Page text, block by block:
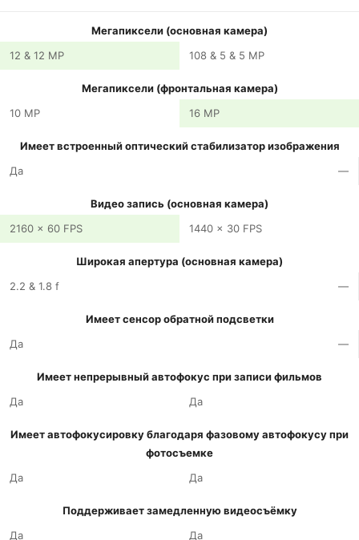
Мегапиксели (основная камера)
12 & 12 MP
108 & 5 & 5 MP
Мегапиксели (фронтальная камера)
10 MP
16 MP
Имеет встроенный оптический стабилизатор изображения
Да
—
Видео запись (основная камера)
2160 x 60 FPS
1440 x 30 FPS
Широкая апертура (основная камера)
2.2 & 1.8 f
—
Имеет сенсор обратной подсветки
Да
—
Имеет непрерывный автофокус при записи фильмов
Да
Да
Имеет автофокусировку благодаря фазовому автофокусу при
фотосъемке
Да
Да
Поддерживает замедленную видеосъёмку
Да
Да